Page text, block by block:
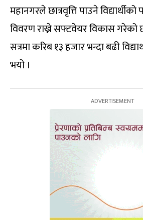
महानगरले छात्रवृत्ति पाउने
विवरण राख्ने सफ्टवेयर विकास गरेको
सत्रमा करिब १३ हजार भन्दा बढी
भयो ।